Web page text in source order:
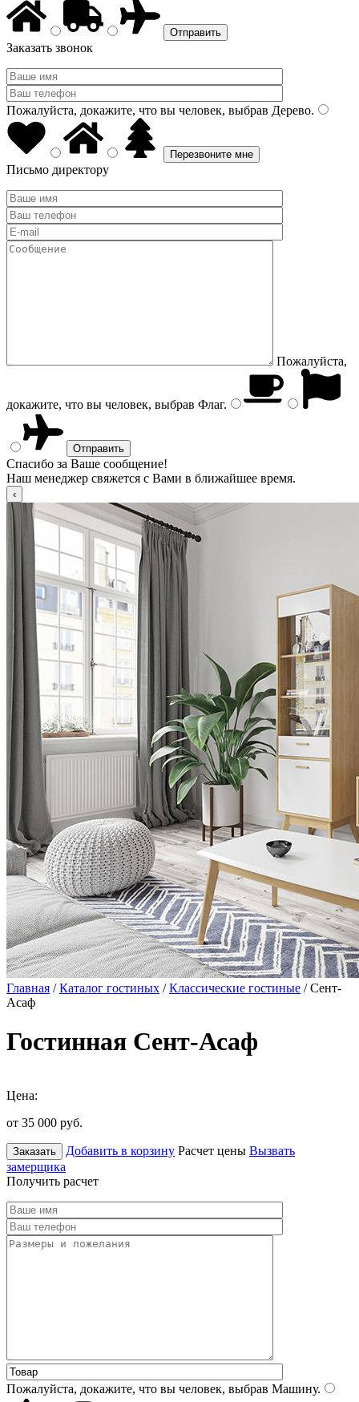
Заказать звонок
Пожалуйста, докажите, что вы человек, выбрав Дерево.
Письмо директору
Пожалуйста,
докажите, что вы человек, выбрав Флаг.
Спасибо за Ваше сообщение!
Наш менеджер свяжется с Вами в ближайшее время.
Главная /Каталог гостиных /Классические гостиные / Сент-
Асаф
Гостинная Сент-Асаф
Цена:
от 35 000 руб.
Заказать Добавить в корзину Расчет цены Вызвать
замерщика
Получить расчет
Пожалуйста, докажите, что вы человек, выбрав Машину.